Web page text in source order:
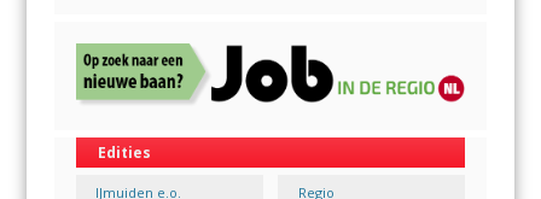
Edities
IJmuiden e.o. Regio